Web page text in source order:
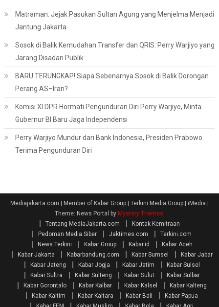
Matraman: Jejak Pasukan Sultan Agung yang Menjelma Menjadi
Jantung Jakarta
Sosok di Balik Kemudahan Transfer dan QRIS: Perry Warjiyo yang
Jarang Disadari Publik
BARU TERUNGKAP! Siapa Sebenarnya Sosok di Balik Dorongan
Perang AS–Iran?
Komisi XI DPR Hormati Pengunduran Diri Perry Warjiyo, Minta
Gubernur BI Baru Jaga Independensi
Perry Warjiyo Mundur dari Bank Indonesia, Presiden Prabowo
Terima Pengunduran Diri
Mediajakarta.com | Member of Kabar Group | Terkini Media Group | iMedia
Theme: News Portal by Mystery Themes.
Tentang MediaJakarta.com
Kontak Kemitraan
Pedoman Media Siber
Jaktimes.com
Terkini.com
News Terkini
Kabar Group Kabar.id
Kabar Aceh
Kabar Jakarta
Kabarbandung.com Kabar Sumsel
Kabar Jabar
Kabar Jateng
Kabar Jogja Kabar Jatim
Kabar Sulsel
Kabar Sultra
Kabar Sulteng Kabar Sulut
Kabar Sulbar
Kabar Gorontalo
Kabar Kalbar Kabar Kalsel
Kabar Kalteng
Kabar Kaltim
Kabar Kaltara Kabar Bali
Kabar Papua